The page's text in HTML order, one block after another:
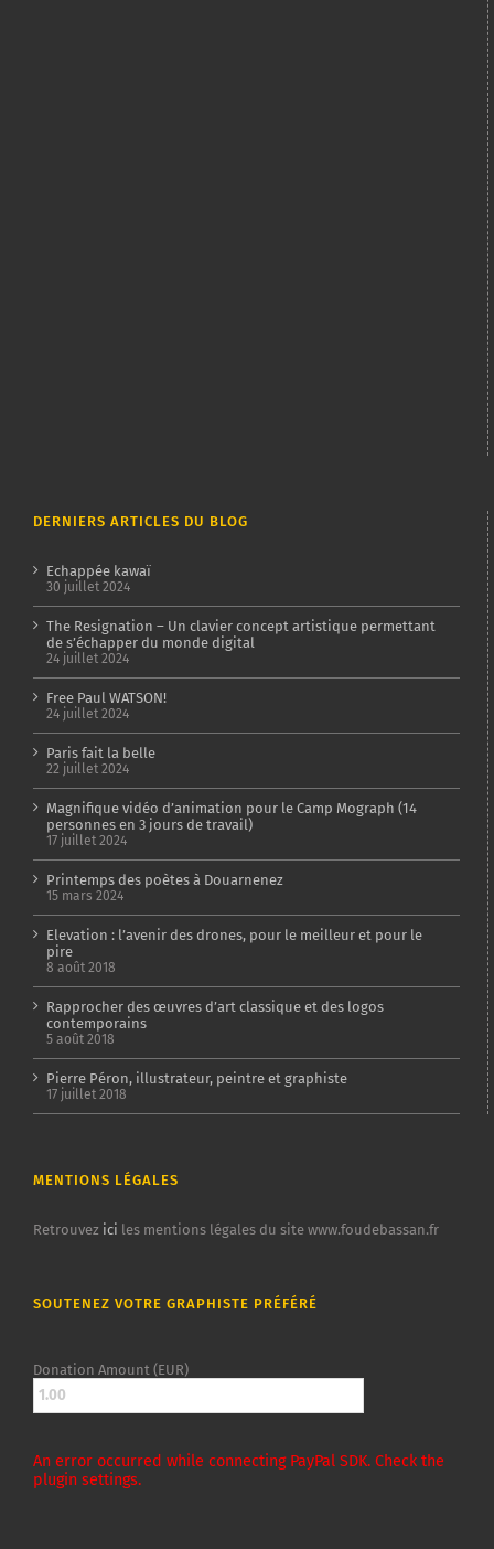
DERNIERS ARTICLES DU BLOG
Echappée kawaï
30 juillet 2024
The Resignation – Un clavier concept artistique permettant
de s’échapper du monde digital
24 juillet 2024
Free Paul WATSON!
24 juillet 2024
Paris fait la belle
22 juillet 2024
Magnifique vidéo d’animation pour le Camp Mograph (14
personnes en 3 jours de travail)
17 juillet 2024
Printemps des poètes à Douarnenez
15 mars 2024
Elevation : l’avenir des drones, pour le meilleur et pour le
pire
8 août 2018
Rapprocher des œuvres d’art classique et des logos
contemporains
5 août 2018
Pierre Péron, illustrateur, peintre et graphiste
17 juillet 2018
MENTIONS LÉGALES
Retrouvez ici les mentions légales du site www.foudebassan.fr
SOUTENEZ VOTRE GRAPHISTE PRÉFÉRÉ
Donation Amount (EUR)
An error occurred while connecting PayPal SDK. Check the
plugin settings.